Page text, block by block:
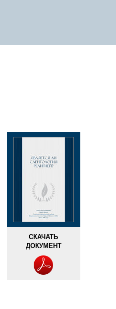
СКАЧАТЬ
ДОКУМЕНТ